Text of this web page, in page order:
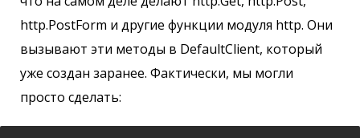
http.PostForm и другие функции модуля http. Они
вызывают эти методы в DefaultClient, который
уже создан заранее. Фактически, мы могли
просто сделать: